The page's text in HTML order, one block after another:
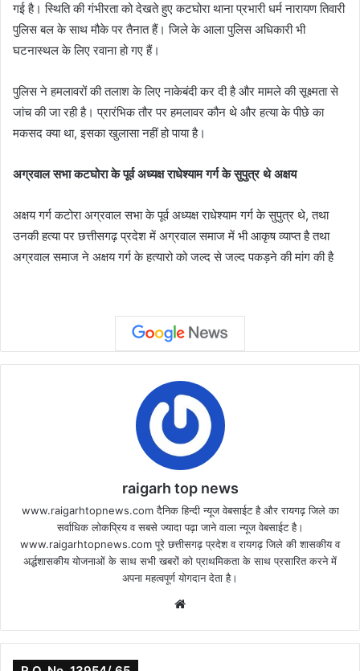
गई है। स्थिति की गंभीरता को देखते हुए कटघोरा थाना प्रभारी धर्म नारायण तिवारी
पुलिस बल के साथ मौके पर तैनात हैं। जिले के आला पुलिस अधिकारी भी
घटनास्थल के लिए रवाना हो गए हैं।
पुलिस ने हमलावरों की तलाश के लिए नाकेबंदी कर दी है और मामले की सूक्ष्मता से
जांच की जा रही है। प्रारंभिक तौर पर हमलावर कौन थे और हत्या के पीछे का
मकसद क्या था, इसका खुलासा नहीं हो पाया है।
अग्रवाल सभा कटघोरा के पूर्व अध्यक्ष राधेश्याम गर्ग के सुपुत्र थे अक्षय
अक्षय गर्ग कटोरा अग्रवाल सभा के पूर्व अध्यक्ष राधेश्याम गर्ग के सुपुत्र थे, तथा
उनकी हत्या पर छत्तीसगढ़ प्रदेश में अग्रवाल समाज में भी आकृष व्याप्त है तथा
अग्रवाल समाज ने अक्षय गर्ग के हत्यारो को जल्द से जल्द पकड़ने की मांग की है
raigarh top news
www.raigarhtopnews.com दैनिक हिन्दी न्यूज वेबसाईट है और रायगढ़ जिले का
सर्वाधिक लोकप्रिय व सबसे ज्यादा पढ़ा जाने वाला न्यूज वेबसाईट है।
www.raigarhtopnews.com पूरे छत्तीसगढ़ प्रदेश व रायगढ़ जिले की शासकीय व
अर्द्धशासकीय योजनाओं के साथ सभी खबरों को प्राथमिकता के साथ प्रसारित करने में
अपना महत्वपूर्ण योगदान देता है।